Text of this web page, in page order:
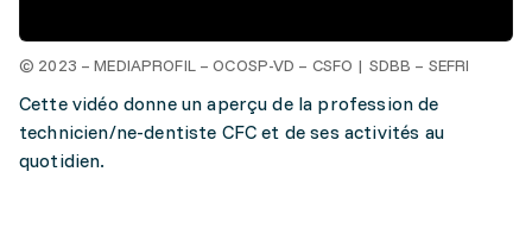
© 2023 – MEDIAPROFIL – OCOSP-VD – CSFO | SDBB – SEFRI
Cette vidéo donne un aperçu de la profession de
technicien/ne-dentiste CFC et de ses activités au
quotidien.